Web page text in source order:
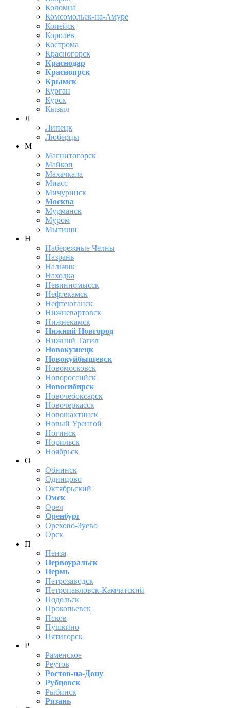
Коломна
Комсомольск-на-Амуре
Копейск
Королёв
Кострома
Красногорск
Краснодар
Красноярск
Крымск
Курган
Курск
Кызыл
Л
Липецк
Люберцы
М
Магнитогорск
Майкоп
Махачкала
Миасс
Мичуринск
Москва
Мурманск
Муром
Мытищи
Н
Набережные Челны
Назрань
Нальчик
Находка
Невинномысск
Нефтекамск
Нефтеюганск
Нижневартовск
Нижнекамск
Нижний Новгород
Нижний Тагил
Новокузнецк
Новокуйбышевск
Новомосковск
Новороссийск
Новосибирск
Новочебоксарск
Новочеркасск
Новошахтинск
Новый Уренгой
Ногинск
Норильск
Ноябрьск
О
Обнинск
Одинцово
Октябрьский
Омск
Орел
Оренбург
Орехово-Зуево
Орск
П
Пенза
Первоуральск
Пермь
Петрозаводск
Петропавловск-Камчатский
Подольск
Прокопьевск
Псков
Пушкино
Пятигорск
Р
Раменское
Реутов
Ростов-на-Дону
Рубцовск
Рыбинск
Рязань